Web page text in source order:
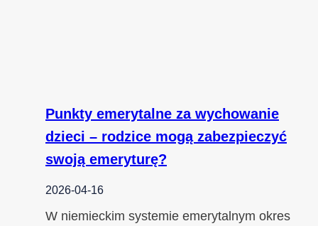
Punkty emerytalne za wychowanie
dzieci – rodzice mogą zabezpieczyć
swoją emeryturę?
2026-04-16
W niemieckim systemie emerytalnym okres